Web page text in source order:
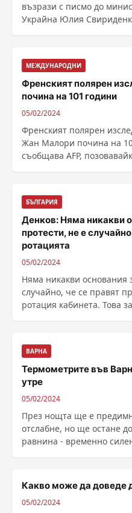
възрази с писмо до
Украйна Юлия
МЕЖДУНАРОДНИ
Френският полярен
почина на 101 години
05/02/2024
Френският полярен
Жан Малори почина на
съобщава AFP,
БЪЛГАРИЯ
Денков: Няма никакви
протести, не е
ротацията
05/02/2024
Няма никакви основания
случайно, че се правят
ротация кабинета. Това
ВАРНА
Термометрите във
утре
05/02/2024
През нощта ще е
отслабне, но ще остане
равнина - временно
Какво може да доведе
05/02/2024